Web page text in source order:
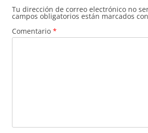
Tu dirección de correo electrónico no
campos obligatorios están marcados con
Comentario *